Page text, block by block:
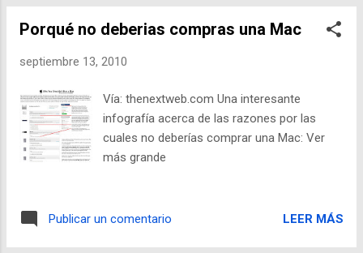
datos falsos para adoptar una personalidad
que no les corresponde. De hecho, en
teclear en el buscador del sitio el nombre de
Porqué no deberias compras una Mac
septiembre 13, 2010
Vía: thenextweb.com Una interesante
infografía acerca de las razones por las
cuales no deberías comprar una Mac: Ver
más grande
Publicar un comentario LEER MÁS